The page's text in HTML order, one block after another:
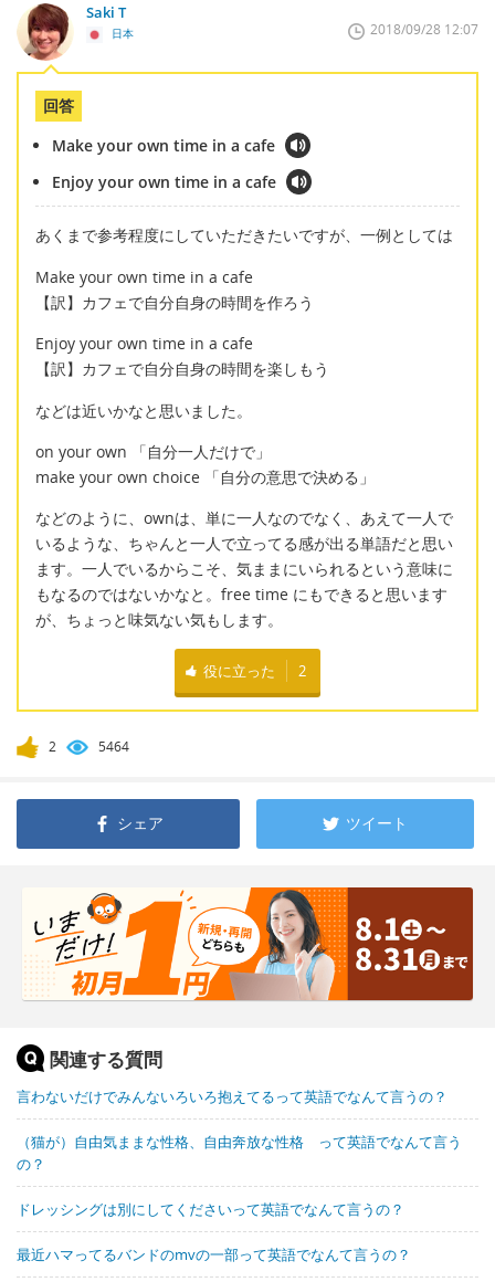
Saki T
日本 2018/09/28 12:07
回答
Make your own time in a cafe
Enjoy your own time in a cafe
あくまで参考程度にしていただきたいですが、一例としては
Make your own time in a cafe
【訳】カフェで自分自身の時間を作ろう
Enjoy your own time in a cafe
【訳】カフェで自分自身の時間を楽しもう
などは近いかなと思いました。
on your own 「自分一人だけで」
make your own choice 「自分の意思で決める」
などのように、ownは、単に一人なのでなく、あえて一人で
いるような、ちゃんと一人で立ってる感が出る単語だと思い
ます。一人でいるからこそ、気ままにいられるという意味に
もなるのではないかなと。free time にもできると思います
が、ちょっと味気ない気もします。
役に立った 2
2 5464
シェア ツイート
関連する質問
言わないだけでみんないろいろ抱えてるって英語でなんて言うの？
（猫が）自由気ままな性格、自由奔放な性格 って英語でなんて言う
の？
ドレッシングは別にしてくださいって英語でなんて言うの？
最近ハマってるバンドのmvの一部って英語でなんて言うの？